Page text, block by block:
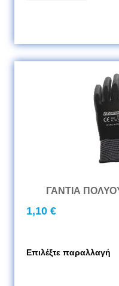
ΓΑΝΤΙΑ
1,10 €
Επιλέξτε παραλλαγή